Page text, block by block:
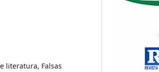
literatura, Falsas